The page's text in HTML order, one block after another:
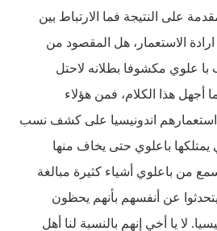
على النتيجة فما الارتباط بين
الاستعمار، هل المقصود من
علوي مكشوفا بطلانه لاحتل
أجهل هذا الكلام، فمن هؤلاء
استعمارهم اندونيسيا على كشف نسب
يمتلكها باعلوي حتى يخاف منها
من باعلوي أشياء كثيرة مبالغة
عن أنفسهم بأنهم يحظون
لا يا أخي إنهم بالنسبة لنا أهل